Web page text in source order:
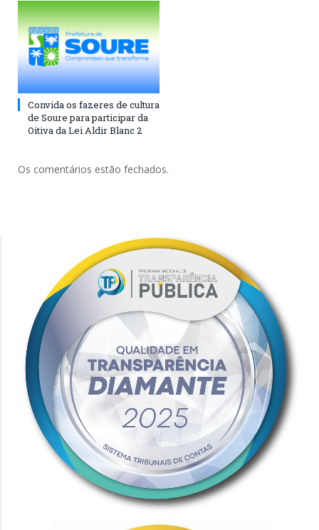
Convida os fazeres de cultura
de Soure para participar da
Oitiva da Lei Aldir Blanc 2
Os comentários estão fechados.